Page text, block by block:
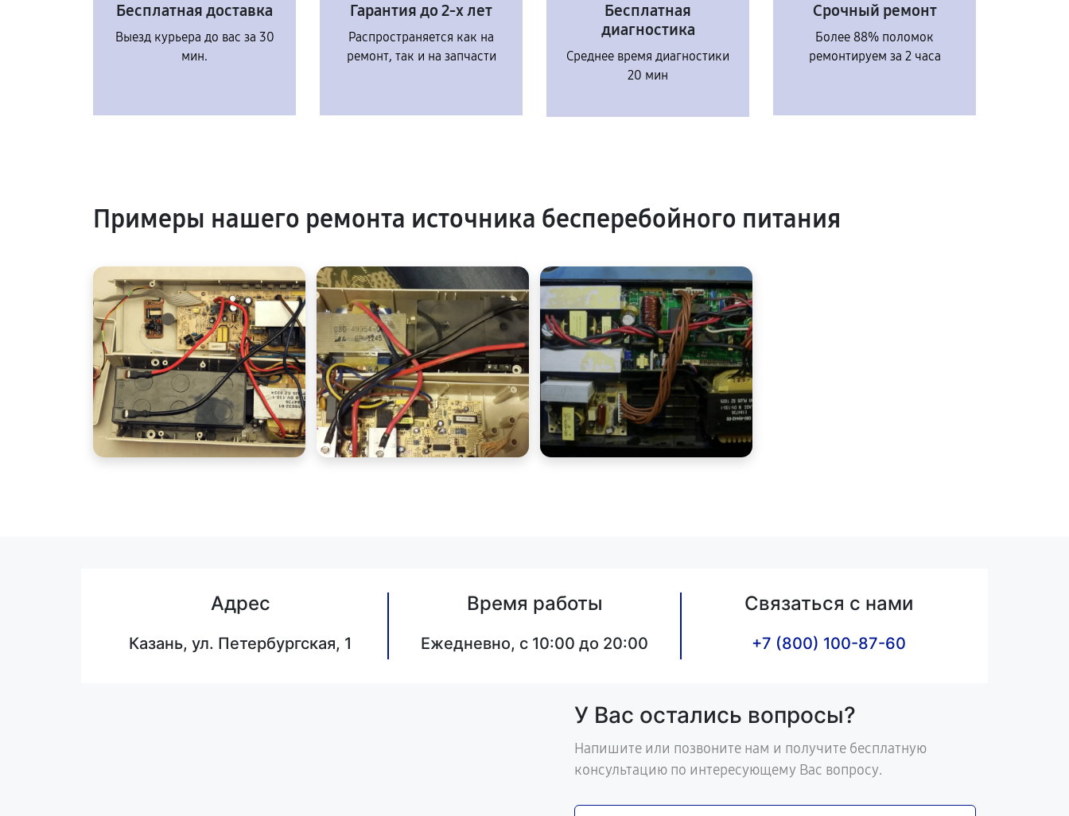
Бесплатная доставка
Выезд курьера до вас за 30
мин.
Гарантия до 2-х лет
Распространяется как на
ремонт, так и на запчасти
Бесплатная
диагностика
Среднее время диагностики
20 мин
Срочный ремонт
Более 88% поломок
ремонтируем за 2 часа
Примеры нашего ремонта источника бесперебойного питания
Адрес
Казань, ул. Петербургская, 1
Время работы
Ежедневно, с 10:00 до 20:00
Связаться с нами
+7 (800) 100-87-60
У Вас остались вопросы?
Напишите или позвоните нам и получите бесплатную
консультацию по интересующему Вас вопросу.